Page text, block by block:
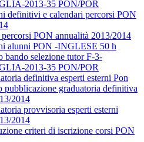
2013-35 PON/POR
definitivi e calendari percorsi PON
PON annualità 2013/2014
alunni PON -INGLESE 50 h
bando selezione tutor F-3-
2013-35 PON/POR
definitiva esperti esterni Pon
pubblicazione graduatoria definitiva
2014
provvisoria esperti esterni
2014
criteri di iscrizione corsi PON